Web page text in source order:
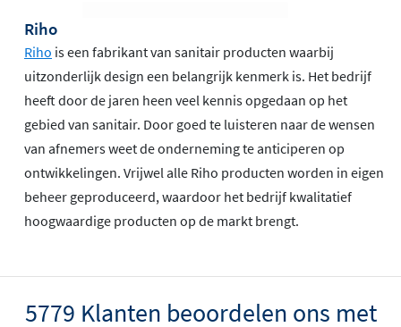
Riho
Riho is een fabrikant van sanitair producten waarbij
uitzonderlijk design een belangrijk kenmerk is. Het bedrijf
heeft door de jaren heen veel kennis opgedaan op het
gebied van sanitair. Door goed te luisteren naar de wensen
van afnemers weet de onderneming te anticiperen op
ontwikkelingen. Vrijwel alle Riho producten worden in eigen
beheer geproduceerd, waardoor het bedrijf kwalitatief
hoogwaardige producten op de markt brengt.
5779 Klanten beoordelen ons met